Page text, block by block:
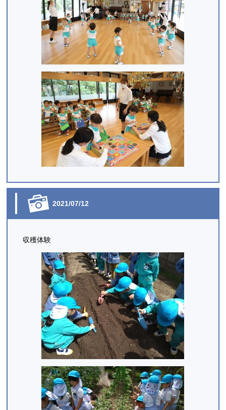
2021/07/12
収穫体験